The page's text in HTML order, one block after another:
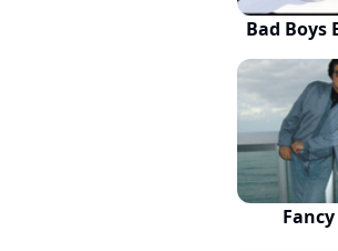
Bad Boys
Fancy